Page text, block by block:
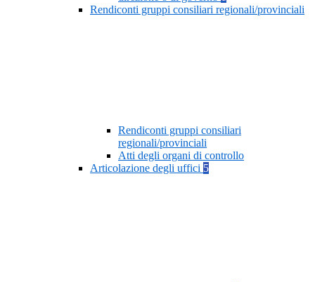
Rendiconti gruppi consiliari regionali/provinciali
Rendiconti gruppi consiliari
regionali/provinciali
Atti degli organi di controllo
Articolazione degli uffici 5